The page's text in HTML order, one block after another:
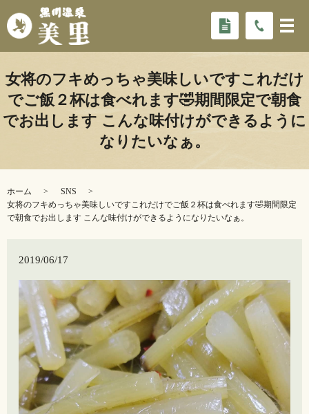
女将のフキめっちゃ美味しいですこれだけ
でご飯２杯は食べれます🤣期間限定で朝食
でお出します️ こんな味付けができるように
なりたいなぁ。
ホーム
SNS
女将のフキめっちゃ美味しいですこれだけでご飯２杯は食べれます🤣期間限定
で朝食でお出します️ こんな味付けができるようになりたいなぁ。
2019/06/17